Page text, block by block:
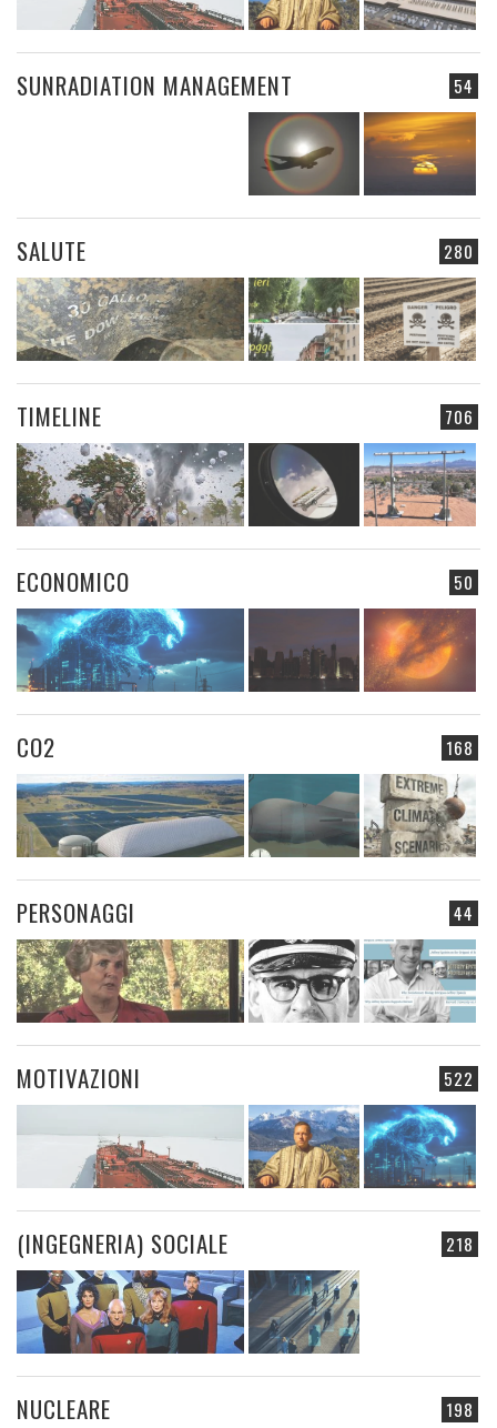
54
SUNRADIATION MANAGEMENT
280
SALUTE
706
TIMELINE
50
ECONOMICO
168
CO2
44
PERSONAGGI
522
MOTIVAZIONI
218
(INGEGNERIA) SOCIALE
198
NUCLEARE